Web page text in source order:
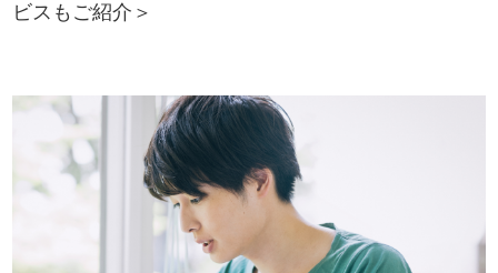
ビスもご紹介＞